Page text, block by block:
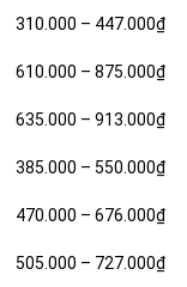
310.000 – 447.000₫
610.000 – 875.000₫
635.000 – 913.000₫
385.000 – 550.000₫
470.000 – 676.000₫
505.000 – 727.000₫